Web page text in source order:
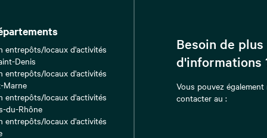
entrepôts/locaux d'activités
Denis
entrepôts/locaux d'activités
Marne
entrepôts/locaux d'activités
du-Rhône
entrepôts/locaux d'activités
Besoin de plus
d'informations
Vous pouvez également
contacter au :